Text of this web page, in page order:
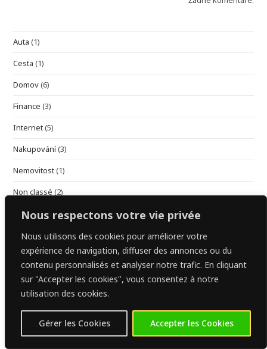
Nous respectons votre vie privée
Nous utilisons des cookies pour améliorer votre
expérience de navigation, diffuser des annonces ou du
contenu personnalisés et analyser notre trafic. En cliquant
sur "Accepter les cookies", vous consentez à notre
utilisation des cookies.
Gérer les Cookies Accepter les Cookies
Auta (1)
Cesta (1)
Domov(6)
Finance (3)
Internet(5)
Nakupování(3)
Nemovitost(1)
Non classé (2)
Recepty(1)
Stravování(1)
Zprávy(3)
automobilová ekonomika (1)
chatgpt(2) dezerty Domácí vaření (1)